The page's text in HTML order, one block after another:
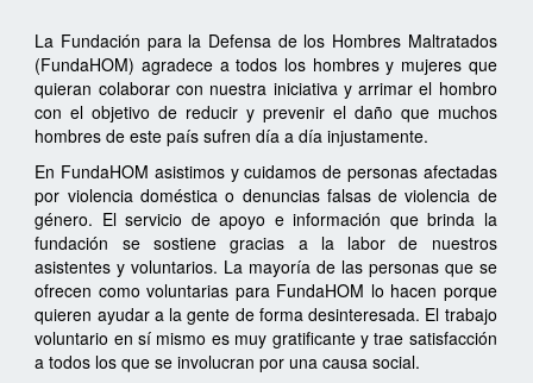
La Fundación para la Defensa de los Hombres Maltratados
(FundaHOM) agradece a todos los hombres y mujeres que
quieran colaborar con nuestra iniciativa y arrimar el hombro
con el objetivo de reducir y prevenir el daño que muchos
hombres de este país sufren día a día injustamente.
En FundaHOM asistimos y cuidamos de personas afectadas
por violencia doméstica o denuncias falsas de violencia de
género. El servicio de apoyo e información que brinda la
fundación se sostiene gracias a la labor de nuestros
asistentes y voluntarios. La mayoría de las personas que se
ofrecen como voluntarias para FundaHOM lo hacen porque
quieren ayudar a la gente de forma desinteresada. El trabajo
voluntario en sí mismo es muy gratificante y trae satisfacción
a todos los que se involucran por una causa social.